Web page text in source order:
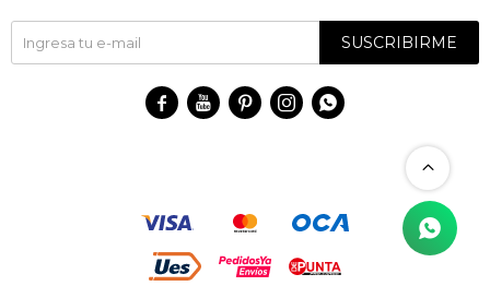
SUSCRIBIRME
    